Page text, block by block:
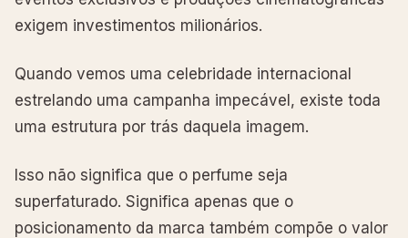
exigem investimentos milionários.
Quando vemos uma celebridade internacional
estrelando uma campanha impecável, existe toda
uma estrutura por trás daquela imagem.
Isso não significa que o perfume seja
superfaturado. Significa apenas que o
posicionamento da marca também compõe o valor